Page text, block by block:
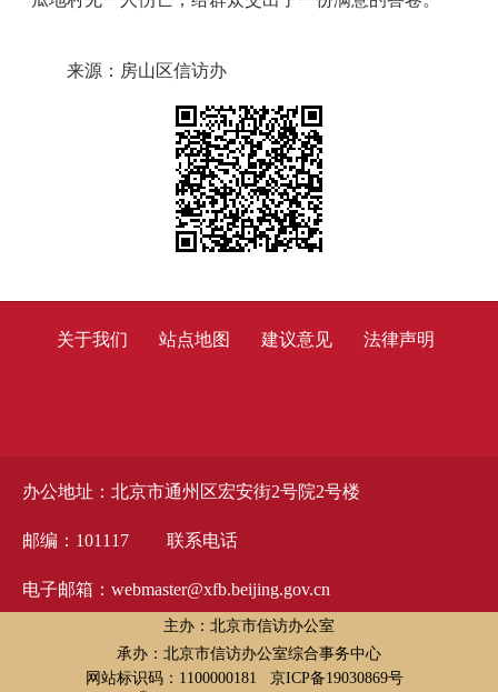
来源：房山区信访办
办公地址：北京市通州区宏安街2号院2号楼
邮编：101117 联系电话
电子邮箱：webmaster@xfb.beijing.gov.cn
关于我们 站点地图 建议意见 法律声明
主办：北京市信访办公室
承办：北京市信访办公室综合事务中心
网站标识码：1100000181 京ICP备19030869号